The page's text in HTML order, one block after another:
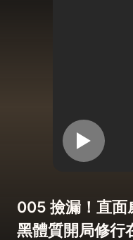
005 撿漏！直面
黑體質開局修行